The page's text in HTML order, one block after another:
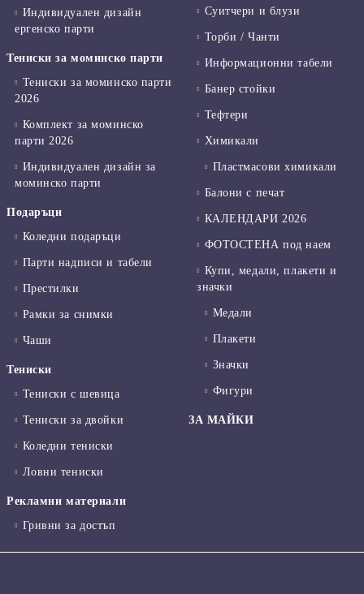
Индивидуален дизайн
ергенско парти
Тениски за моминско парти
Тениски за моминско парти
2026
Комплект за моминско
парти 2026
Индивидуален дизайн за
моминско парти
Подаръци
Коледни подаръци
Парти надписи и табели
Престилки
Рамки за снимки
Чаши
Тениски
Тениски с шевица
Тениски за двойки
Коледни тениски
Ловни тениски
Рекламни материали
Гривни за достъп
Суитчери и блузи
Торби / Чанти
Информационни табели
Банер стойки
Тефтери
Химикали
Пластмасови химикали
Балони с печат
КАЛЕНДАРИ 2026
ФОТОСТЕНА под наем
Купи, медали, плакети и
значки
Медали
Плакети
Значки
Фигури
ЗА МАЙКИ